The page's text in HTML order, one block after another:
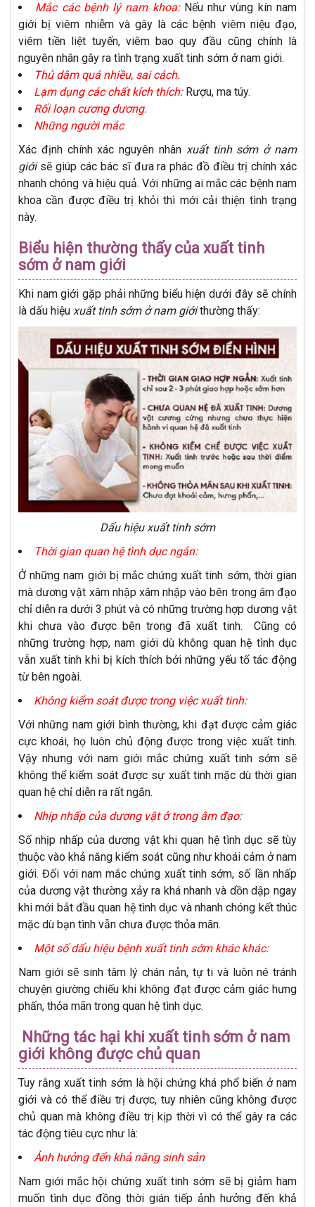
Mắc các bệnh lý nam khoa:Nếu như vùng kín nam
giới bị viêm nhiễm và gây là các bệnh viêm niệu đạo,
viêm tiền liệt tuyến, viêm bao quy đầu cũng chính là
nguyên nhân gây ra tình trạng xuất tinh sớm ở nam giới.
Thủ dâm quá nhiều, sai cách.
Lạm dụng các chất kích thích: Rượu, ma túy.
Rối loạn cương dương.
Những người mắc
Xác định chính xác nguyên nhân xuất tinh sớm ở nam
giớisẽ giúp các bác sĩ đưa ra phác đồ điều trị chính xác
nhanh chóng và hiệu quả. Với những ai mắc các bệnh nam
khoa cần được điều trị khỏi thì mới cải thiện tình trạng
này.
Biểu hiện thường thấy của xuất tinh
sớm ở nam giới
Khi nam giới gặp phải những biểu hiện dưới đây sẽ chính
là dấu hiệu xuất tinh sớm ở nam giớithường thấy:
Dấu hiệu xuất tinh sớm
Thời gian quan hệ tình dục ngắn:
Ở những nam giới bị mắc chứng xuất tinh sớm, thời gian
mà dương vật xâm nhập xâm nhập vào bên trong âm đạo
chỉ diễn ra dưới 3 phút và có những trường hợp dương vật
khi chưa vào được bên trong đã xuất tinh. Cũng có
những trường hợp, nam giới dù không quan hệ tình dục
vẫn xuất tinh khi bị kích thích bởi những yếu tố tác động
từ bên ngoài.
Không kiểm soát được trong việc xuất tinh:
Với những nam giới bình thường, khi đạt được cảm giác
cực khoái, họ luôn chủ động được trong việc xuất tinh.
Vậy nhưng với nam giới mắc chứng xuất tinh sớm sẽ
không thể kiểm soát được sự xuất tinh mặc dù thời gian
quan hệ chỉ diễn ra rất ngắn.
Nhịp nhấp của dương vật ở trong âm đạo:
Số nhịp nhấp của dương vật khi quan hệ tình dục sẽ tùy
thuộc vào khả năng kiểm soát cũng như khoái cảm ở nam
giới. Đối với nam mắc chứng xuất tinh sớm, số lần nhấp
của dương vật thường xảy ra khá nhanh và dồn dập ngay
khi mới bắt đầu quan hệ tình dục và nhanh chóng kết thúc
mặc dù bạn tình vẫn chưa được thỏa mãn.
Một số dấu hiệu bệnh xuất tinh sớm khác khác:
Nam giới sẽ sinh tâm lý chán nản, tự ti và luôn né tránh
chuyện giường chiếu khi không đạt được cảm giác hưng
phấn, thỏa mãn trong quan hệ tình dục.
Những tác hại khi xuất tinh sớm ở nam
giới không được chủ quan
Tuy rằng xuất tinh sớm là hội chứng khá phổ biến ở nam
giới và có thể điều trị được, tuy nhiên cũng không được
chủ quan mà không điều trị kịp thời vì có thể gây ra các
tác động tiêu cực như là:
Ảnh hưởng đến khả năng sinh sản
Nam giới mắc hội chứng xuất tinh sớm sẽ bị giảm ham
muốn tình dục đồng thời gián tiếp ảnh hưởng đến khả